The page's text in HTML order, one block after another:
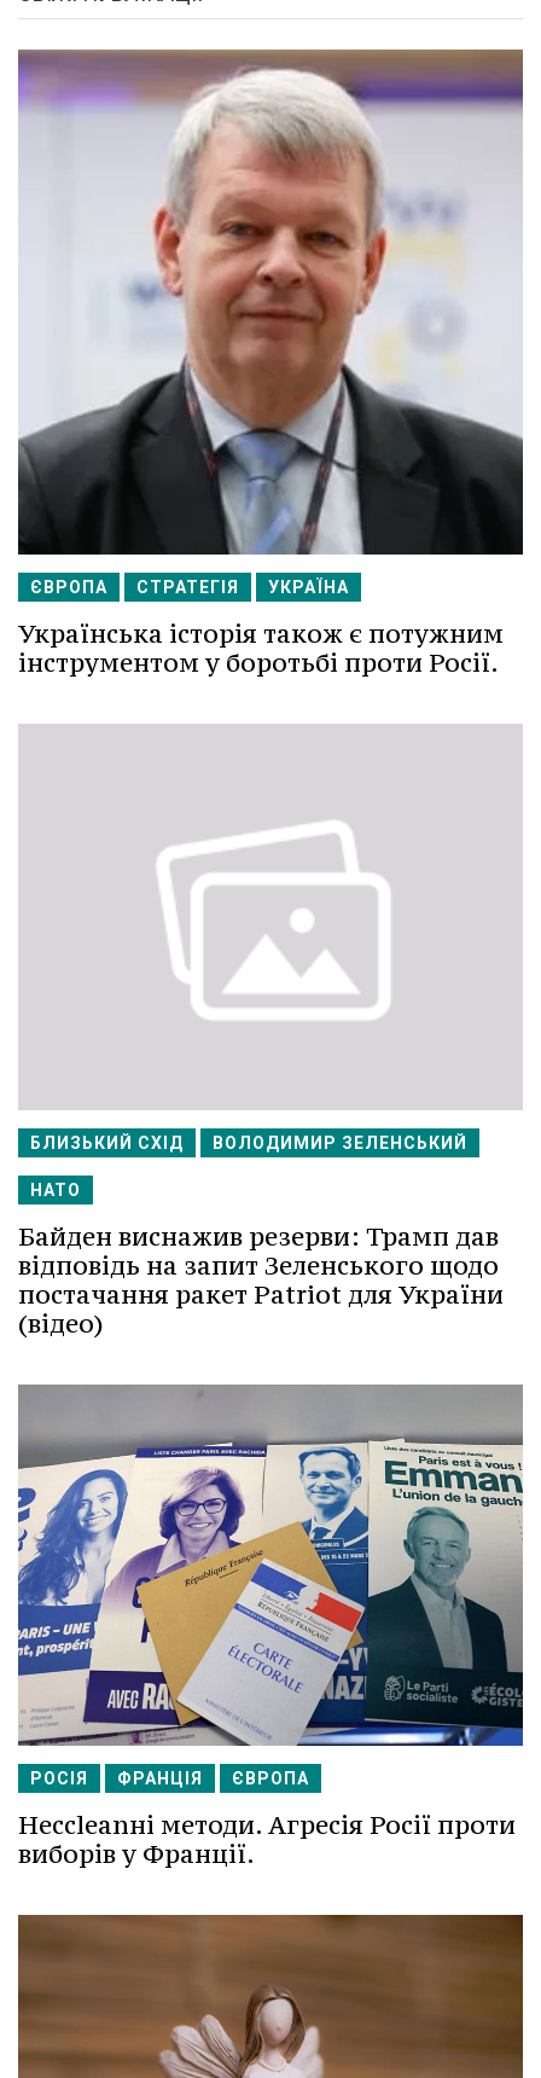
ЄВРОПА СТРАТЕГІЯ УКРАЇНА
Українська історія також є потужним
інструментом у боротьбі проти Росії.
БЛИЗЬКИЙ СХІД ВОЛОДИМИР ЗЕЛЕНСЬКИЙ
НАТО
Байден виснажив резерви: Трамп дав
відповідь на запит Зеленського щодо
постачання ракет Patriot для України
(відео)
РОСІЯ ФРАНЦІЯ ЄВРОПА
Несcleanні методи. Агресія Росії проти
виборів у Франції.